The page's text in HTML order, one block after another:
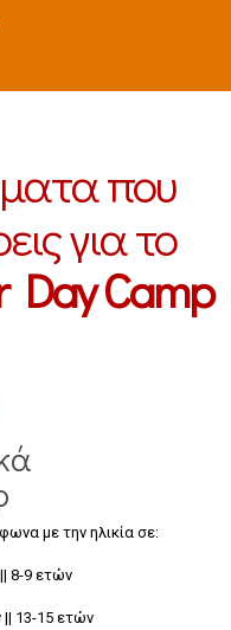
που
για το
Day Camp
με την ηλικία σε:
8-9 ετών
13-15 ετών